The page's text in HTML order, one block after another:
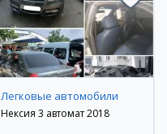
Легковые автомобили
Нексия 3 автомат 2018